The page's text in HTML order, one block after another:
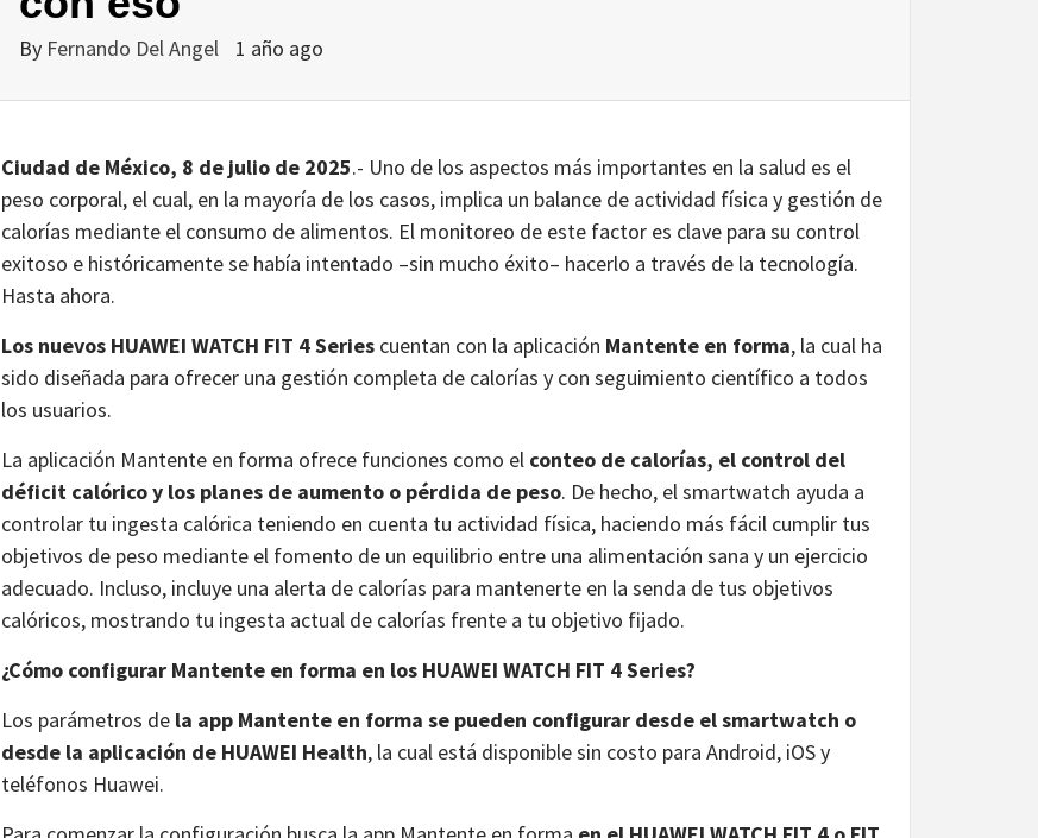
By Fernando Del Angel 1 año ago
Ciudad de México, 8 de julio de 2025.- Uno de los aspectos más importantes en la salud es el
peso corporal, el cual, en la mayoría de los casos, implica un balance de actividad física y gestión de
calorías mediante el consumo de alimentos. El monitoreo de este factor es clave para su control
exitoso e históricamente se había intentado –sin mucho éxito– hacerlo a través de la tecnología.
Hasta ahora.
Los nuevos HUAWEI WATCH FIT 4 Series cuentan con la aplicación Mantente en forma, la cual ha
sido diseñada para ofrecer una gestión completa de calorías y con seguimiento científico a todos
los usuarios.
La aplicación Mantente en forma ofrece funciones como el conteo de calorías, el control del
déficit calórico y los planes de aumento o pérdida de peso. De hecho, el smartwatch ayuda a
controlar tu ingesta calórica teniendo en cuenta tu actividad física, haciendo más fácil cumplir tus
objetivos de peso mediante el fomento de un equilibrio entre una alimentación sana y un ejercicio
adecuado. Incluso, incluye una alerta de calorías para mantenerte en la senda de tus objetivos
calóricos, mostrando tu ingesta actual de calorías frente a tu objetivo fijado.
¿Cómo configurar Mantente en forma en los HUAWEI WATCH FIT 4 Series?
Los parámetros de la app Mantente en forma se pueden configurar desde el smartwatch o
desde la aplicación de HUAWEI Health, la cual está disponible sin costo para Android, iOS y
teléfonos Huawei.